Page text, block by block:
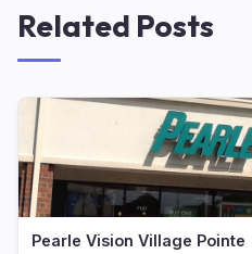
Related Posts
Pearle Vision Village Pointe